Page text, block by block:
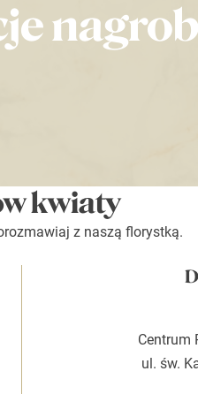
kwiaty
z naszą florystką.
Centrum
ul. św.